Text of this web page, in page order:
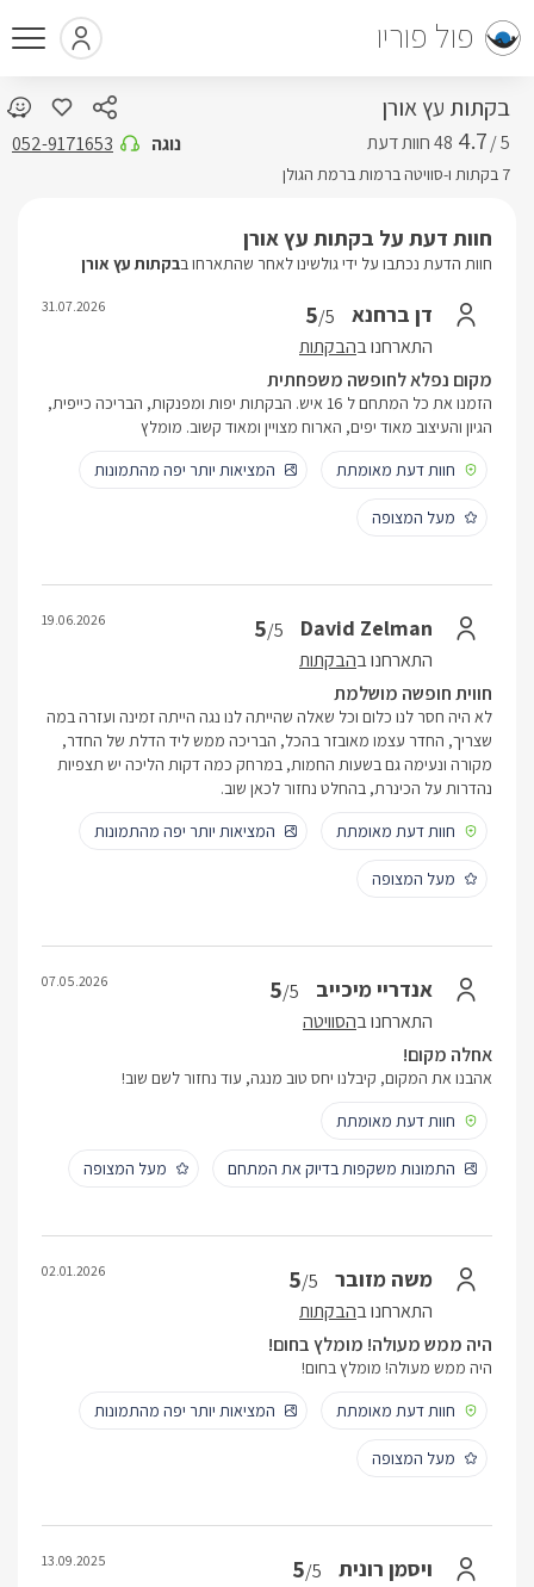
פול פוריו
בקתות עץ אורן
5 /
4.7
7 בקתות ו-סוויטה ברמות ברמת הגולן
נוגה 052-9171653
חוות דעת על בקתות עץ אורן
חוות הדעת נכתבו על ידי גולשינו לאחר שהתארחו בבקתות עץ אורן
דן ברחנא 5/5
התארחנו בהבקתות
31.07.2026
מקום נפלא לחופשה משפחתית
הזמנו את כל המתחם ל 16 איש. הבקתות יפות ומפנקות, הבריכה כייפית,
הגיון והעיצוב מאוד יפים, הארוח מצויין ומאוד קשוב. מומלץ
חוות דעת מאומתת
המציאות יותר יפה מהתמונות
מעל המצופה
David Zelman
5/5
התארחנו בהבקתות
19.06.2026
חווית חופשה מושלמת
לא היה חסר לנו כלום וכל שאלה שהייתה לנו נגה הייתה זמינה ועזרה במה
שצריך, החדר עצמו מאובזר בהכל, הבריכה ממש ליד הדלת של החדר,
מקורה ונעימה גם בשעות החמות, במרחק כמה דקות הליכה יש תצפיות
נהדרות על הכינרת, בהחלט נחזור לכאן שוב.
חוות דעת מאומתת
המציאות יותר יפה מהתמונות
מעל המצופה
אנדריי מיכייב 5/5
התארחנו בהסוויטה
07.05.2026
אחלה מקום!
אהבנו את המקום, קיבלנו יחס טוב מנגה, עוד נחזור לשם שוב!
חוות דעת מאומתת
התמונות משקפות בדיוק את המתחם מעל המצופה
משה מזובר 5/5
התארחנו בהבקתות
02.01.2026
היה ממש מעולה! מומלץ בחום!
היה ממש מעולה! מומלץ בחום!
חוות דעת מאומתת
המציאות יותר יפה מהתמונות
מעל המצופה
ויסמן רונית 5/5
13.09.2025